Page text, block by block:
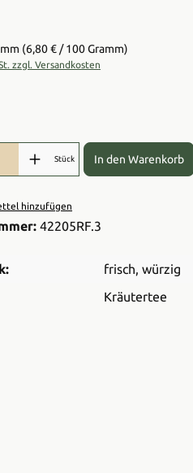
(6,80 € / 100 Gramm)
zzgl. Versandkosten
Gib den gewünschten Wert
Stück In den Warenkorb
hinzufügen
42205RF.3
frisch, würzig
Kräutertee